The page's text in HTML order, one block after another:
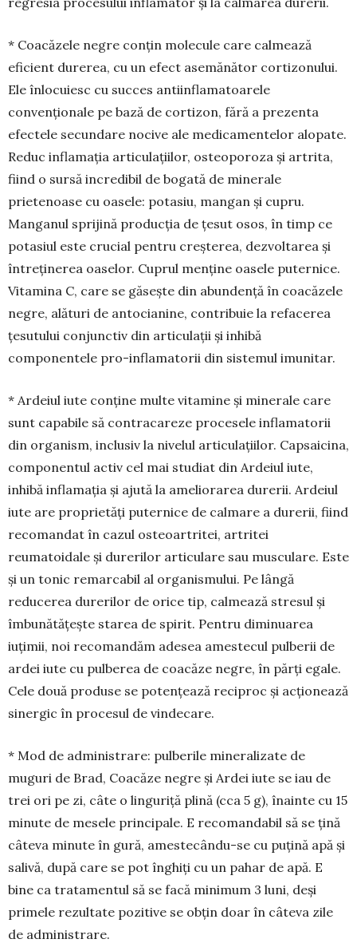
* Coacăzele negre conțin molecule care cal­mează
eficient durerea, cu un efect asemănător cor­tizonului.
Ele înlocuiesc cu succes antiinfla­ma­toarele
convenționale pe bază de cortizon, fără a pre­zenta
efectele secundare nocive ale medica­men­telor alopate.
Reduc inflamația articulațiilor, osteo­poroza și artrita,
fiind o sursă incredibil de bogată de minerale
prietenoase cu oasele: potasiu, mangan și cupru.
Manganul sprijină producția de țesut osos, în timp ce
potasiul este crucial pentru creșterea, dezvoltarea și
întreținerea oaselor. Cuprul menține oasele puternice.
Vitamina C, care se găsește din abun­dență în coacăzele
negre, alături de anto­cia­nine, contribuie la refacerea
țesutului conjunctiv din articulații și inhibă
componentele pro-infla­matorii din sistemul imunitar.
* Ardeiul iute conține multe vitamine și mine­rale care
sunt capabile să contracareze procesele inflamatorii
din organism, inclusiv la nivelul articulațiilor. Capsaicina,
com­ponentul activ cel mai studiat din Ardeiul iute,
inhibă inflamația și ajută la ameliorarea durerii. Ardeiul
iute are proprietăți puternice de calmare a durerii, fiind
recomandat în cazul osteoartritei, artritei
reumatoidale și durerilor articulare sau musculare. Este
și un tonic remarcabil al organis­mului. Pe lângă
reducerea durerilor de orice tip, calmează stresul și
îmbu­nătățește starea de spirit. Pentru di­minuarea
iuțimii, noi recomandăm adesea amestecul pulberii de
ardei iute cu pulberea de coacăze negre, în părți egale.
Cele două produse se poten­țează reciproc și acționează
sinergic în procesul de vindecare.
* Mod de administrare: pulberile mineralizate de
muguri de Brad, Coacăze negre și Ardei iute se iau de
trei ori pe zi, câte o linguriță plină (cca 5 g), înainte cu 15
minute de mesele principale. E recomandabil să se țină
câteva minute în gură, ames­tecându-se cu puțină apă și
salivă, după care se pot înghiți cu un pahar de apă. E
bine ca tratamentul să se facă minimum 3 luni, deși
primele rezul­tate pozitive se obțin doar în câteva zile
de ad­mi­nistrare.